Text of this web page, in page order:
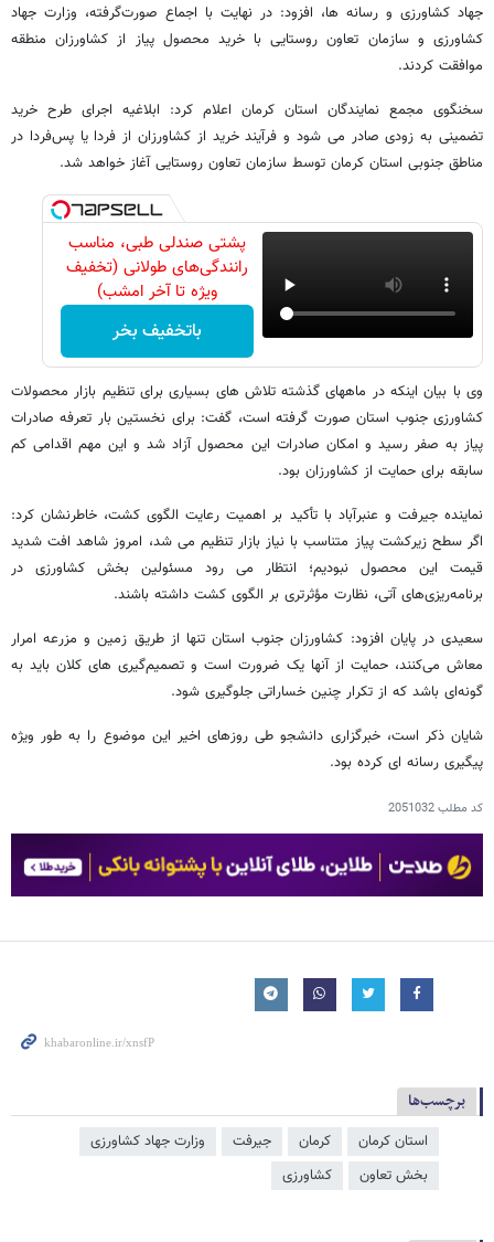
جهاد کشاورزی و رسانه ها، افزود: در نهایت با اجماع صورت‌گرفته، وزارت جهاد
کشاورزی و سازمان تعاون روستایی با خرید محصول پیاز از کشاورزان منطقه
موافقت کردند.
سخنگوی مجمع نمایندگان استان کرمان اعلام کرد: ابلاغیه اجرای طرح خرید
تضمینی به زودی صادر می‌ شود و فرآیند خرید از کشاورزان از فردا یا پس‌فردا در
مناطق جنوبی استان کرمان توسط سازمان تعاون روستایی آغاز خواهد شد.
پشتی صندلی طبی، مناسب
رانندگی‌های طولانی (تخفیف
ویژه تا آخر امشب)
باتخفیف بخر
وی با بیان اینکه در ماههای گذشته تلاش‌ های بسیاری برای تنظیم بازار محصولات
کشاورزی جنوب استان صورت گرفته است، گفت: برای نخستین‌ بار تعرفه صادرات
پیاز به صفر رسید و امکان صادرات این محصول آزاد شد و این مهم اقدامی کم‌
سابقه برای حمایت از کشاورزان بود.
نماینده جیرفت و عنبرآباد با تأکید بر اهمیت رعایت الگوی کشت، خاطرنشان کرد:
اگر سطح زیرکشت پیاز متناسب با نیاز بازار تنظیم می‌ شد، امروز شاهد افت شدید
قیمت این محصول نبودیم؛ انتظار می‌ رود مسئولین بخش کشاورزی در
برنامه‌ریزی‌های آتی، نظارت مؤثرتری بر الگوی کشت داشته باشند.
سعیدی در پایان افزود: کشاورزان جنوب استان تنها از طریق زمین و مزرعه امرار
معاش می‌کنند، حمایت از آنها یک ضرورت است و تصمیم‌گیری‌ های کلان باید به
گونه‌ای باشد که از تکرار چنین خساراتی جلوگیری شود.
شایان ذکر است، خبرگزاری دانشجو طی روزهای اخیر این موضوع را به طور ویژه
پیگیری رسانه ای کرده بود.
کد مطلب2051032
برچسب‌ها
استان کرمان کرمان جیرفت
وزارت جهاد کشاورزی
بخش تعاون
کشاورزی